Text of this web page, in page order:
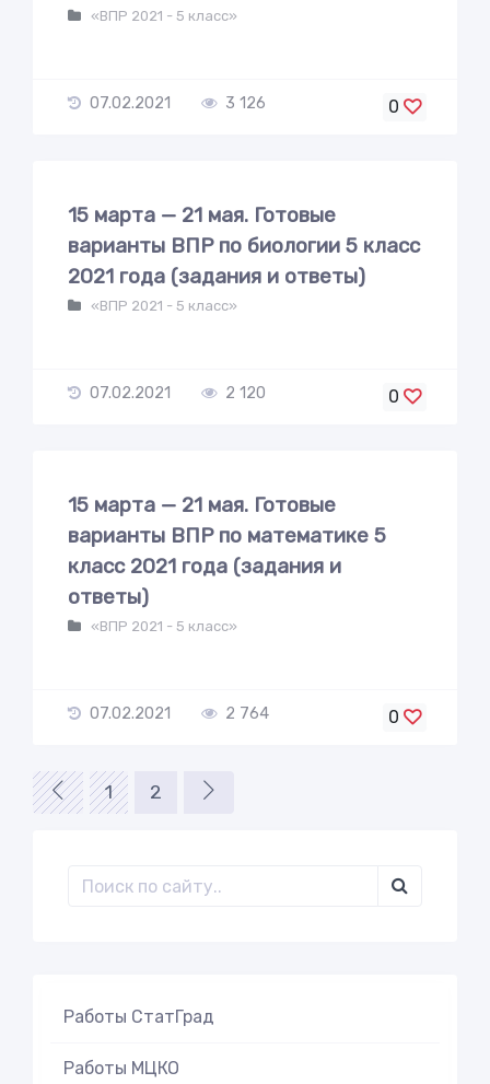
«ВПР 2021 - 5 класс»
07.02.2021 3 126 0
15 марта — 21 мая. Готовые
варианты ВПР по биологии 5 класс
2021 года (задания и ответы)
«ВПР 2021 - 5 класс»
07.02.2021 2 120 0
15 марта — 21 мая. Готовые
варианты ВПР по математике 5
класс 2021 года (задания и
ответы)
«ВПР 2021 - 5 класс»
07.02.2021 2 764 0
1 2
Работы СтатГрад
Работы МЦКО